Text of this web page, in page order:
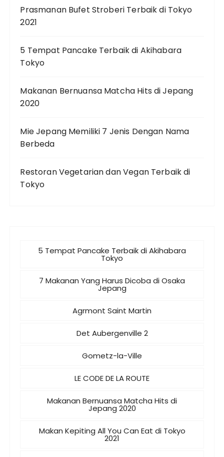
Prasmanan Bufet Stroberi Terbaik di Tokyo
2021
5 Tempat Pancake Terbaik di Akihabara
Tokyo
Makanan Bernuansa Matcha Hits di Jepang
2020
Mie Jepang Memiliki 7 Jenis Dengan Nama
Berbeda
Restoran Vegetarian dan Vegan Terbaik di
Tokyo
5 Tempat Pancake Terbaik di Akihabara
Tokyo
7 Makanan Yang Harus Dicoba di Osaka
Jepang
Agrmont Saint Martin
Det Aubergenville 2
Gometz-la-Ville
LE CODE DE LA ROUTE
Makanan Bernuansa Matcha Hits di
Jepang 2020
Makan Kepiting All You Can Eat di Tokyo
2021